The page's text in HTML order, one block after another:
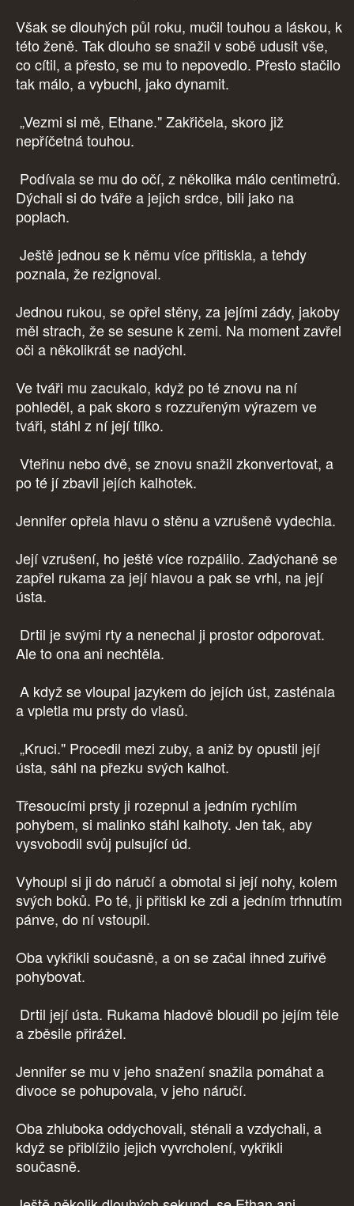
Však se dlouhých půl roku, mučil touhou a láskou, k
této ženě. Tak dlouho se snažil v sobě udusit vše,
co cítil, a přesto, se mu to nepovedlo. Přesto stačilo
tak málo, a vybuchl, jako dynamit.
„Vezmi si mě, Ethane." Zakřičela, skoro již
nepříčetná touhou.
Podívala se mu do očí, z několika málo centimetrů.
Dýchali si do tváře a jejich srdce, bili jako na
poplach.
Ještě jednou se k němu více přitiskla, a tehdy
poznala, že rezignoval.
Jednou rukou, se opřel stěny, za jejími zády, jakoby
měl strach, že se sesune k zemi. Na moment zavřel
oči a několikrát se nadýchl.
Ve tváři mu zacukalo, když po té znovu na ní
pohleděl, a pak skoro s rozzuřeným výrazem ve
tváři, stáhl z ní její tílko.
Vteřinu nebo dvě, se znovu snažil zkonvertovat, a
po té jí zbavil jejích kalhotek.
Jennifer opřela hlavu o stěnu a vzrušeně vydechla.
Její vzrušení, ho ještě více rozpálilo. Zadýchaně se
zapřel rukama za její hlavou a pak se vrhl, na její
ústa.
Drtil je svými rty a nenechal ji prostor odporovat.
Ale to ona ani nechtěla.
A když se vloupal jazykem do jejích úst, zasténala
a vpletla mu prsty do vlasů.
„Kruci." Procedil mezi zuby, a aniž by opustil její
ústa, sáhl na přezku svých kalhot.
Třesoucími prsty ji rozepnul a jedním rychlím
pohybem, si malinko stáhl kalhoty. Jen tak, aby
vysvobodil svůj pulsující úd.
Vyhoupl si ji do náručí a obmotal si její nohy, kolem
svých boků. Po té, ji přitiskl ke zdi a jedním trhnutím
pánve, do ní vstoupil.
Oba vykřikli současně, a on se začal ihned zuřivě
pohybovat.
Drtil její ústa. Rukama hladově bloudil po jejím těle
a zběsile přirážel.
Jennifer se mu v jeho snažení snažila pomáhat a
divoce se pohupovala, v jeho náručí.
Oba zhluboka oddychovali, sténali a vzdychali, a
když se přiblížilo jejich vyvrcholení, vykřikli
současně.